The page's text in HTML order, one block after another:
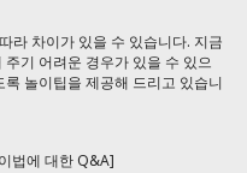
라 차이가 있을 수 있습니다. 지금
기 어려운 경우가 있을 수 있으
놀이팁을 제공해 드리고 있습니
법에 대한 Q&A]